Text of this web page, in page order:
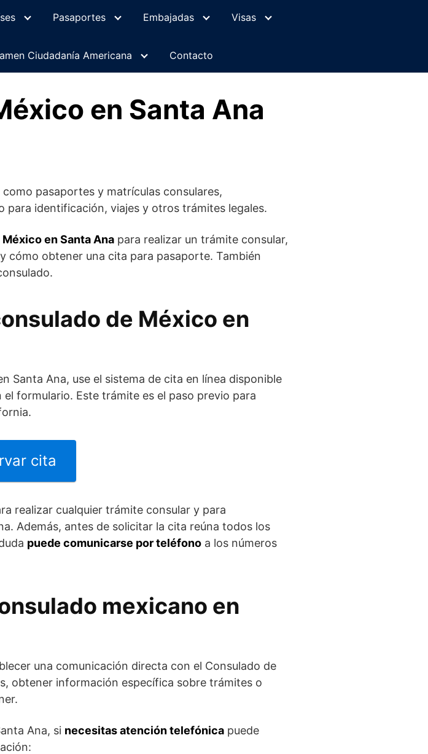
Pasaportes Embajadas Visas
Ciudadanía Americana Contacto
en Santa Ana
como pasaportes y matrículas consulares,
para identificación, viajes y otros trámites legales.
en Santa Ana para realizar un trámite consular,
cómo obtener una cita para pasaporte. También
de México en
Santa Ana, use el sistema de cita en línea disponible
formulario. Este trámite es el paso previo para
cita
realizar cualquier trámite consular y para
Además, antes de solicitar la cita reúna todos los
puede comunicarse por teléfono a los números
mexicano en
una comunicación directa con el Consulado de
obtener información específica sobre trámites o
Ana, si necesitas atención telefónica puede